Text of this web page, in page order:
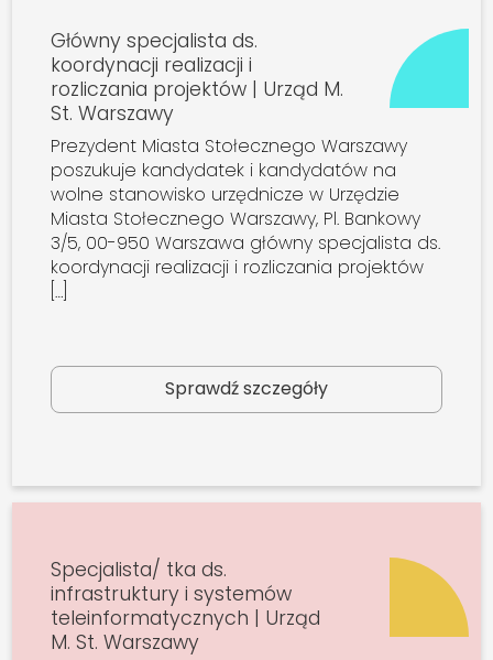
Główny specjalista ds.
koordynacji realizacji i
rozliczania projektów | Urząd M.
St. Warszawy
Prezydent Miasta Stołecznego Warszawy
poszukuje kandydatek i kandydatów na
wolne stanowisko urzędnicze w Urzędzie
Miasta Stołecznego Warszawy, Pl. Bankowy
3/5, 00-950 Warszawa główny specjalista ds.
koordynacji realizacji i rozliczania projektów
[…]
Sprawdź szczegóły
Specjalista/ tka ds.
infrastruktury i systemów
teleinformatycznych | Urząd
M. St. Warszawy